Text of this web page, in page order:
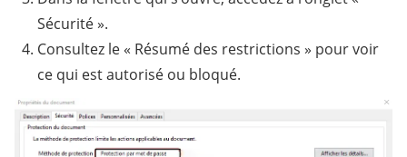
Sécurité ».
Consultez le « Résumé des restrictions » pour voir
ce qui est autorisé ou bloqué.